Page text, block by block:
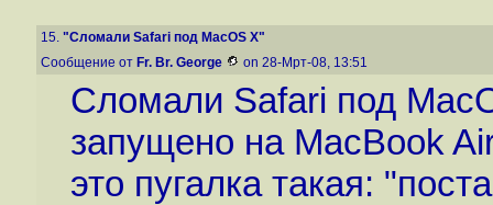
15. "Сломали Safari под MacOS X"
Сообщение от Fr. Br. George on 28-Мрт-08, 13:51
Сломали Safari под
запущено на MacBook
это пугалка такая: